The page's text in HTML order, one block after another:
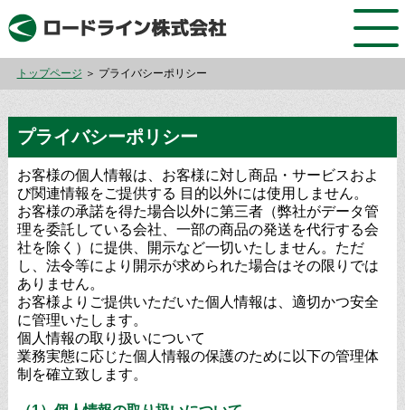
トップページ ＞ プライバシーポリシー
プライバシーポリシー
お客様の個人情報は、お客様に対し商品・サービスおよ
び関連情報をご提供する 目的以外には使用しません。
お客様の承諾を得た場合以外に第三者（弊社がデータ管
理を委託している会社、一部の商品の発送を代行する会
社を除く）に提供、開示など一切いたしません。ただ
し、法令等により開示が求められた場合はその限りでは
ありません。
お客様よりご提供いただいた個人情報は、適切かつ安全
に管理いたします。
個人情報の取り扱いについて
業務実態に応じた個人情報の保護のために以下の管理体
制を確立致します。